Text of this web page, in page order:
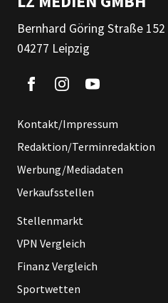
Bernhard Göring Straße 152
04277 Leipzig
Kontakt/Impressum
Redaktion/Terminredaktion
Werbung/Mediadaten
Verkaufsstellen
Stellenmarkt
VPN Vergleich
Finanz Vergleich
Sportwetten